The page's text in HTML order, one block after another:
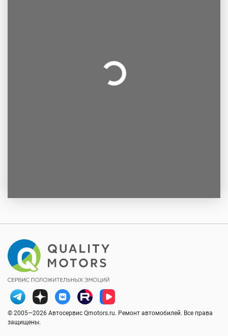
© 2005—2026 Автосервис Qmotors.ru. Ремонт автомобилей. Все права
защищены.